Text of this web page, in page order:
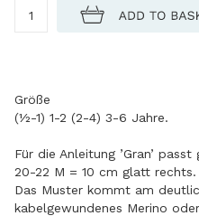
Größe
(½-1) 1-2 (2-4) 3-6 Jahre.
Für die Anleitung ’Gran’
20-22 M = 10 cm glatt rechts.
Das Muster kommt am
kabelgewundenes Merino